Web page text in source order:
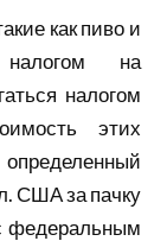
как пиво и
налогом на
налогом
этих
США за пачку
федеральным